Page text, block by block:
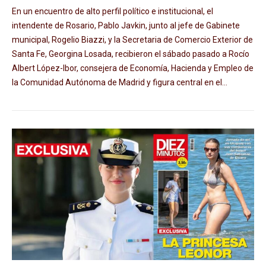
En un encuentro de alto perfil político e institucional, el
intendente de Rosario, Pablo Javkin, junto al jefe de Gabinete
municipal, Rogelio Biazzi, y la Secretaria de Comercio Exterior de
Santa Fe, Georgina Losada, recibieron el sábado pasado a Rocío
Albert López-Ibor, consejera de Economía, Hacienda y Empleo de
la Comunidad Autónoma de Madrid y figura central en el...